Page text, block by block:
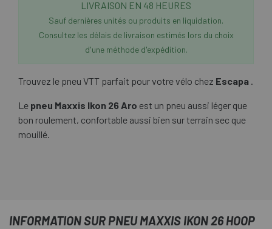
LIVRAISON EN 48 HEURES
Sauf dernières unités ou produits en liquidation.
Consultez les délais de livraison estimés lors du choix
d'une méthode d'expédition.
Trouvez le pneu VTT parfait pour votre vélo chez Escapa .
Le pneu Maxxis Ikon 26 Aro est un pneu aussi léger que
bon roulement, confortable aussi bien sur terrain sec que
mouillé.
INFORMATION SUR PNEU MAXXIS IKON 26 HOOP